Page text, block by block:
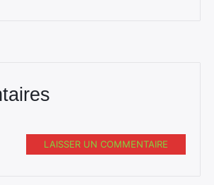
LAISSER UN COMMENTAIRE